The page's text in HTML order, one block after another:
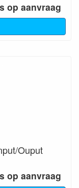
op aanvraag
Ouput
op aanvraag